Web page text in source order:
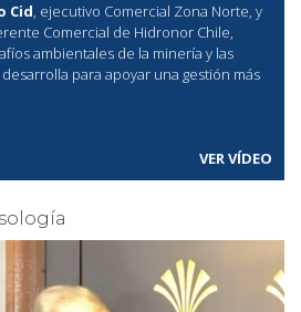
Cid, ejecutivo Comercial Zona Norte, y
Comercial de Hidronor Chile,
ambientales de la minería y las
para apoyar una gestión más
VER VÍDEO